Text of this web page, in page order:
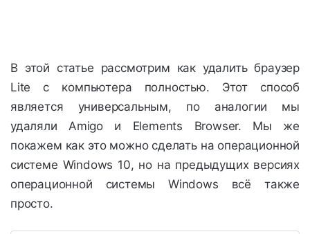
В этой статье рассмотрим как удалить браузер
Lite с компьютера полностью. Этот способ
является универсальным, по аналогии мы
удаляли Amigo и Elements Browser. Мы же
покажем как это можно сделать на операционной
системе Windows 10, но на предыдущих версиях
операционной системы Windows всё также
просто.